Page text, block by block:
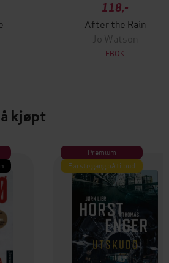
118,-
After the Rain
Jo Watson
EBOK
kjøpt
Premium
Første gang på tilbud